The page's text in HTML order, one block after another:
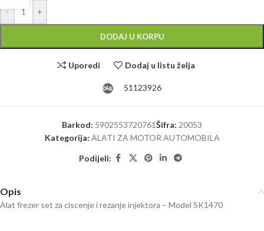
- +
DODAJ U KORPU
Uporedi Dodaj u listu želja
51123926
Barkod: 5902553720761Šifra: 20053
Kategorija: ALATI ZA MOTOR AUTOMOBILA
Podijeli:
Opis
Alat frezer set za ciscenje i rezanje injektora – Model SK1470